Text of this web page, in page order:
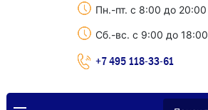
Пн.-пт. с 8:00 до 20:00
Сб.-вс. с 9:00 до 18:00
+7 495 118-33-61